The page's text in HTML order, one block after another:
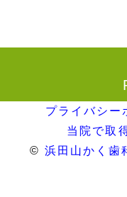
・17日(日)：最
・18日(月)：最
・19日(火)～20
・23日(土)：最
・24日(日)：最
プライバシー
当院で取
© 浜田山かく歯